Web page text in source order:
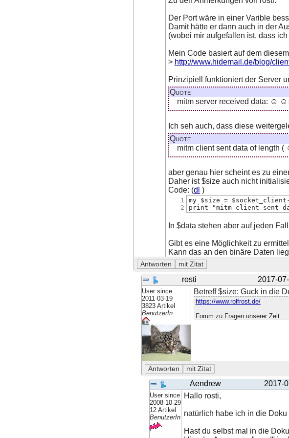
Der Port wäre in einer Varible
Damit hätte er dann auch in der
(wobei mir aufgefallen ist, dass
Mein Code basiert auf dem
> http://www.hidemail.de/blog/
Prinzipiell funktioniert der Server
Quote
mitm server received data: ☺
Ich seh auch, dass diese
Quote
mitm client sent data of length
aber genau hier scheint es zu
Daher ist $size auch nicht
Code: (dl )
1
2
my $size =
print "mitm client sent
In $data stehen aber auf jeden
Gibt es eine Möglichkeit zu
Kann das an den binäre Daten
rosti 2017-
User since
2011-03-19
3823 Artikel
BenutzerIn
Betreff $size: Guck in die
https://www.rolfrost.de/
Forum zu Fragen unserer Zeit
Aendrew 2017-
User since
2008-10-29
12 Artikel
BenutzerIn
Hallo rosti,
natürlich habe ich in die
Hast du selbst mal in die